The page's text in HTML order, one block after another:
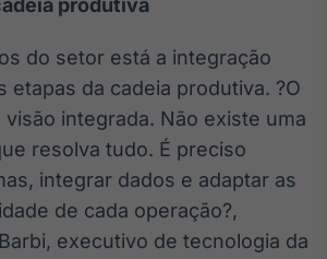
produtiva
do setor está a integração
etapas da cadeia produtiva. ?O
integrada. Não existe uma
resolva tudo. É preciso
integrar dados e adaptar as
de cada operação?,
executivo de tecnologia da